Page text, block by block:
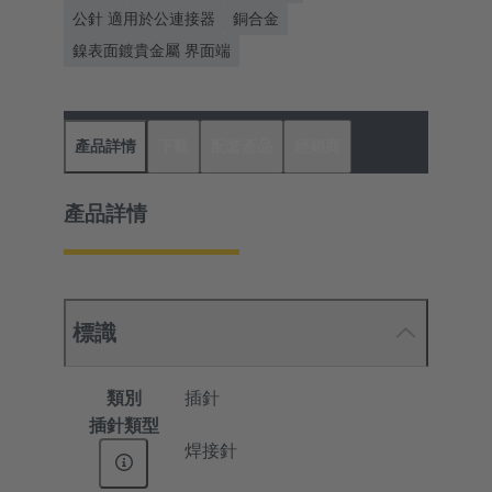
公針 適用於公連接器
銅合金
鎳表面鍍貴金屬 界面端
產品詳情
產品詳情
標識
類別
插針
插針類型
焊接針